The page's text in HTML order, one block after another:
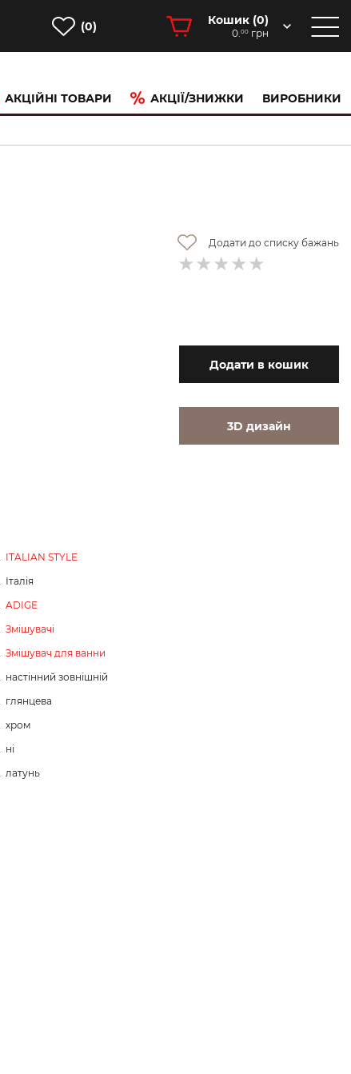
(0) Кошик (0)
0.00 грн
АКЦІЙНІ ТОВАРИ АКЦІЇ/ЗНИЖКИ ВИРОБНИКИ
Додати до списку бажань
Додати в кошик
3D дизайн
ITALIAN STYLE
Італія
ADIGE
Змішувачі
Змішувач для ванни
настінний зовнішній
глянцева
хром
ні
латунь